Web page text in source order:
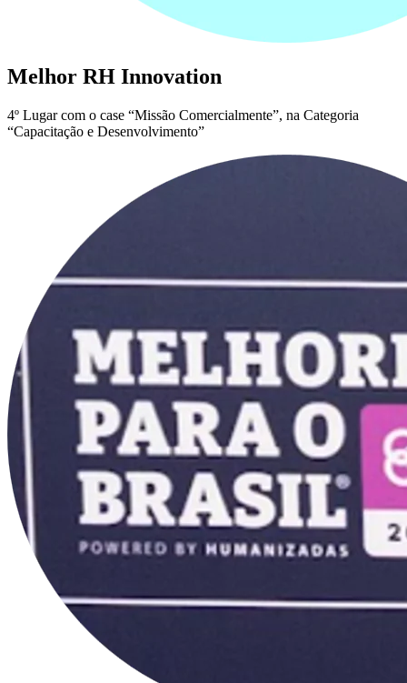
Melhor RH Innovation
4º Lugar com o case “Missão Comercialmente”, na Categoria
“Capacitação e Desenvolvimento”